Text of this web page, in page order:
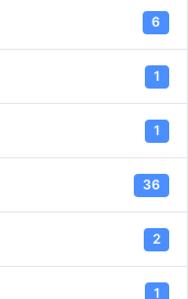
6
1
1
36
2
1